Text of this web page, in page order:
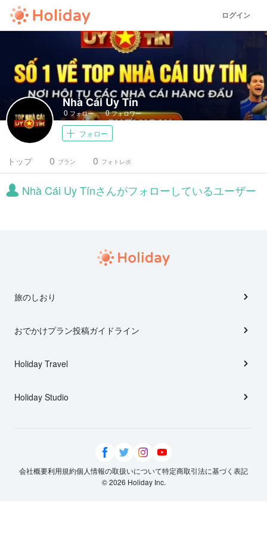
ログイン
Nhà Cái Uy Tín
0 フォロー 0フォロワー
フォロー
トップ プラン
0 フォトレポ
0
Nhà Cái Uy Tínさんがフォローしているユーザー
旅のしおり
おでかけプラン投稿ガイドライン
Holiday Travel
Holiday Studio
会社概要利用規約個人情報の取扱いについて特定商取引法に基づく表記
© 2026 Holiday Inc.